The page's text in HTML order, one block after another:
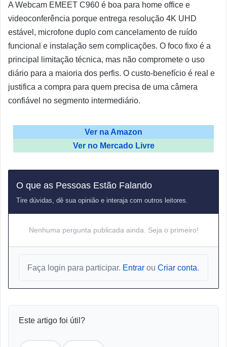
A Webcam EMEET C960 é boa para home office e
videoconferência porque entrega resolução 4K UHD
estável, microfone duplo com cancelamento de ruído
funcional e instalação sem complicações. O foco fixo é a
principal limitação técnica, mas não compromete o uso
diário para a maioria dos perfis. O custo-benefício é real e
justifica a compra para quem precisa de uma câmera
confiável no segmento intermediário.
Ver na Amazon
Ver no Mercado Livre
O que as Pessoas Estão Falando
Tire dúvidas, dê sua opinião e interaja com outros leitores.
Nenhuma pergunta publicada ainda. Seja o primeiro!
Faça login para participar. Entrar ou Criar conta.
Este artigo foi útil?